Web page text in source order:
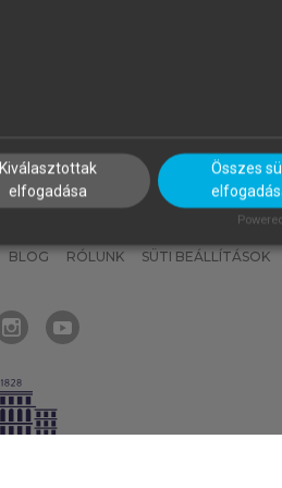
MI – ÁLTALÁNOS
BLOG RÓLUNK SÜTI BEÁLLÍTÁSOK
Kiválasztottak
elfogadása
Összes